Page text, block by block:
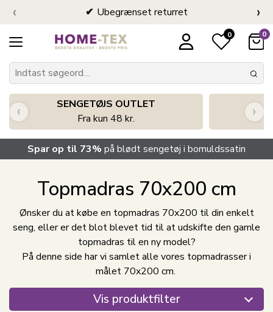
Ubegrænset returret
‹ ›
0 0
SENGETØJS OUTLET
Fra kun 48 kr.
‹ ›
Spar op til 73% på blødt sengetøj i bomuldssatin
Topmadras 70x200 cm
Ønsker du at købe en topmadras 70x200 til din enkelt
seng, eller er det blot blevet tid til at udskifte den gamle
topmadras til en ny model?
På denne side har vi samlet alle vores topmadrasser i
målet 70x200 cm.
Vis produktfilter